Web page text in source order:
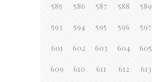
585 586 587 588 589
593 594 595 596 597
601 602 603 604 605
609 610 611 612 613